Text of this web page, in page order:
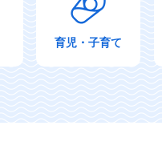
育児・子育て